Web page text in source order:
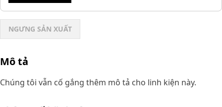
NGƯNG SẢN XUẤT
Mô tả
Chúng tôi vẫn cố gắng thêm mô tả cho linh kiện này.